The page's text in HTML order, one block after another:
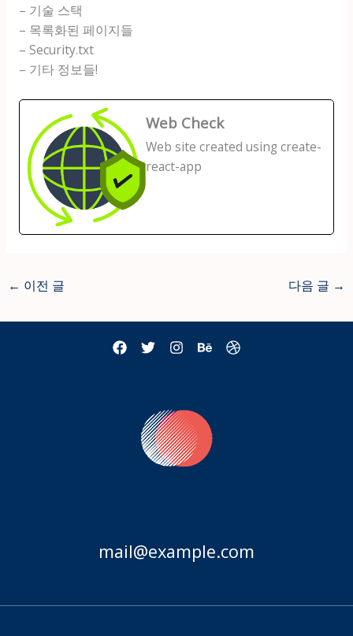
– 기술 스택
– 목록화된 페이지들
– Security.txt
– 기타 정보들!
Web Check
Web site created using create-
react-app
← 이전 글 다음 글 →
mail@example.com